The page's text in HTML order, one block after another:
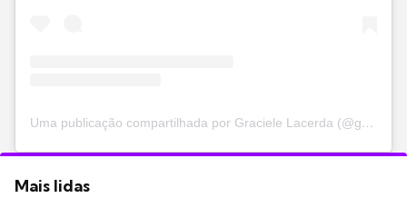
Uma publicação compartilhada por Graciele Lacerda (@gracielelacerdaoficial)
Mais lidas